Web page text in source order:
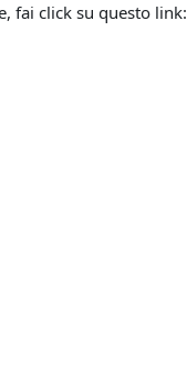
fai click su questo link: